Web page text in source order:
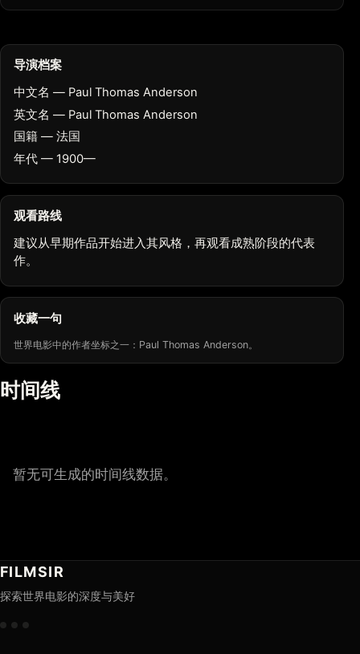
导演档案
中文名 — Paul Thomas Anderson
英文名 — Paul Thomas Anderson
国籍 — 法国
年代 — 1900—
观看路线
建议从早期作品开始进入其风格，再观看成熟阶段的代表
作。
收藏一句
世界电影中的作者坐标之一：Paul Thomas Anderson。
时间线
暂无可生成的时间线数据。
FILMSIR
探索世界电影的深度与美好